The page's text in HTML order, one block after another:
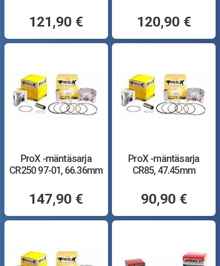
121,90 € 120,90 €
ProX -mäntäsarja
CR250 97-01, 66.36mm
147,90 €
ProX -mäntäsarja
CR85, 47.45mm
90,90 €